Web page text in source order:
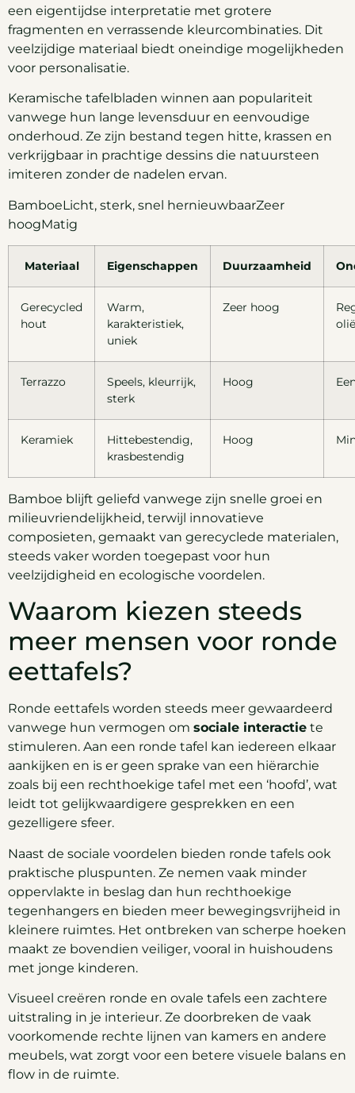
een eigentijdse interpretatie met grotere
fragmenten en verrassende kleurcombinaties. Dit
veelzijdige materiaal biedt oneindige mogelijkheden
voor personalisatie.
Keramische tafelbladen winnen aan populariteit
vanwege hun lange levensduur en eenvoudige
onderhoud. Ze zijn bestand tegen hitte, krassen en
verkrijgbaar in prachtige dessins die natuursteen
imiteren zonder de nadelen ervan.
BamboeLicht, sterk, snel hernieuwbaarZeer
hoogMatig
Materiaal Eigenschappen Duurzaamheid
Gerecycled
hout
Warm,
karakteristiek,
uniek
Zeer hoog
Terrazzo
Speels, kleurrijk,
sterk
Hoog
Keramiek
Hittebestendig,
krasbestendig
Hoog
Bamboe blijft geliefd vanwege zijn snelle groei en
milieuvriendelijkheid, terwijl innovatieve
composieten, gemaakt van gerecyclede materialen,
steeds vaker worden toegepast voor hun
veelzijdigheid en ecologische voordelen.
Waarom kiezen steeds
meer mensen voor ronde
eettafels?
Ronde eettafels worden steeds meer gewaardeerd
vanwege hun vermogen om sociale interactie te
stimuleren. Aan een ronde tafel kan iedereen elkaar
aankijken en is er geen sprake van een hiërarchie
zoals bij een rechthoekige tafel met een ‘hoofd’, wat
leidt tot gelijkwaardigere gesprekken en een
gezelligere sfeer.
Naast de sociale voordelen bieden ronde tafels ook
praktische pluspunten. Ze nemen vaak minder
oppervlakte in beslag dan hun rechthoekige
tegenhangers en bieden meer bewegingsvrijheid in
kleinere ruimtes. Het ontbreken van scherpe hoeken
maakt ze bovendien veiliger, vooral in huishoudens
met jonge kinderen.
Visueel creëren ronde en ovale tafels een zachtere
uitstraling in je interieur. Ze doorbreken de vaak
voorkomende rechte lijnen van kamers en andere
meubels, wat zorgt voor een betere visuele balans en
flow in de ruimte.